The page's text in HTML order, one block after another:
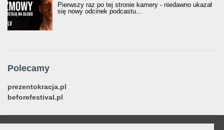
Pierwszy raz po tej stronie kamery - niedawno ukazał
się nowy odcinek podcastu...
Polecamy
prezentokracja.pl
beforefestival.pl